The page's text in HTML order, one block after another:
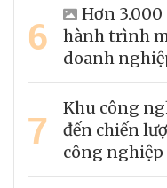
6
Hơn 3.000
hành trình
doanh
7
Khu công
đến chiến
công nghiệp